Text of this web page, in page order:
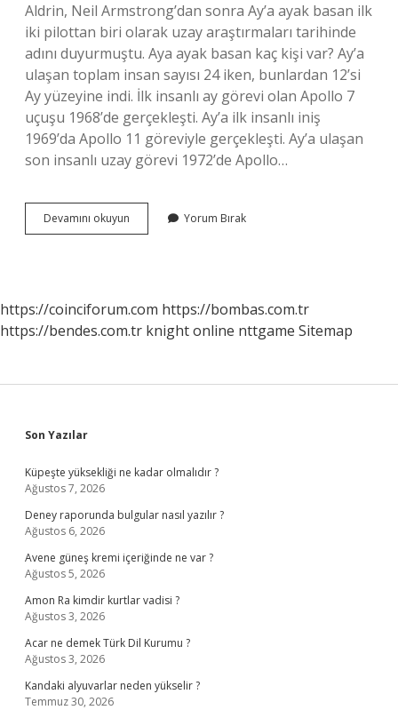
Aldrin, Neil Armstrong’dan sonra Ay’a ayak basan ilk
iki pilottan biri olarak uzay araştırmaları tarihinde
adını duyurmuştu. Aya ayak basan kaç kişi var? Ay’a
ulaşan toplam insan sayısı 24 iken, bunlardan 12’si
Ay yüzeyine indi. İlk insanlı ay görevi olan Apollo 7
uçuşu 1968’de gerçekleşti. Ay’a ilk insanlı iniş
1969’da Apollo 11 göreviyle gerçekleşti. Ay’a ulaşan
son insanlı uzay görevi 1972’de Apollo…
Devamını okuyun
Ayak
Yorum Bırak
https://coinciforum.com https://bombas.com.tr
https://bendes.com.tr knight online nttgame Sitemap
Sidebar
Son Yazılar
Küpeşte yüksekliği ne kadar olmalıdır ?
Ağustos 7, 2026
Deney raporunda bulgular nasıl yazılır ?
Ağustos 6, 2026
Avene güneş kremi içeriğinde ne var ?
Ağustos 5, 2026
Amon Ra kimdir kurtlar vadisi ?
Ağustos 3, 2026
Acar ne demek Türk Dil Kurumu ?
Ağustos 3, 2026
Kandaki alyuvarlar neden yükselir ?
Temmuz 30, 2026